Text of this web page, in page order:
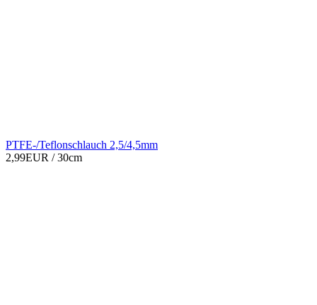
PTFE-/Teflonschlauch 2,5/4,5mm
2,99EUR / 30cm